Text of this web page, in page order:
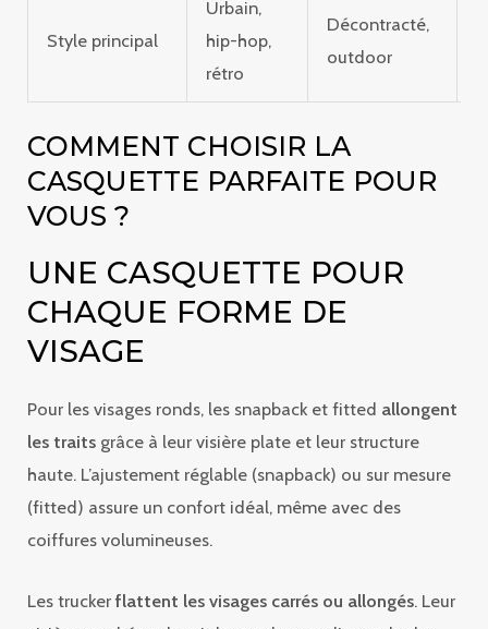
Style principal
Urbain,
hip-hop,
rétro
Décontracté,
outdoor
COMMENT CHOISIR LA
CASQUETTE PARFAITE POUR
VOUS ?
UNE CASQUETTE POUR
CHAQUE FORME DE
VISAGE
Pour les visages ronds, les snapback et fitted allongent
les traits grâce à leur visière plate et leur structure
haute. L’ajustement réglable (snapback) ou sur mesure
(fitted) assure un confort idéal, même avec des
coiffures volumineuses.
Les truckerflattent les visages carrés ou allongés. Leur